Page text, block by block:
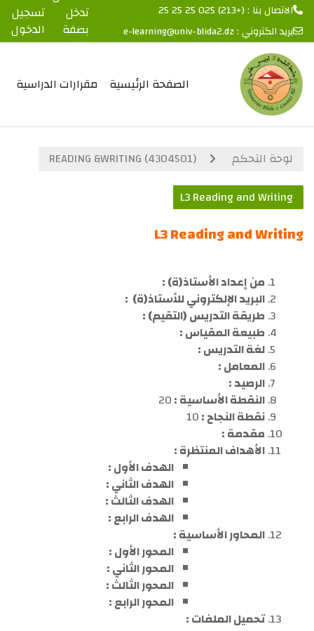
تخطى إلى المحتوى الرئيسي
الاتصال بنا : (+213) 025 25 25 25
بريد الكتروني :e-learning@univ-blida2.dz
تدخل
بصفة
ضيف
تسجيل
الدخول
الصفحة الرئيسية مقرارات الدراسية
لوحة التحكم
READING &WRITING (4304501)
L3 Reading and Writing
L3 Reading and Writing
الخطوط العريضة للقسم
من إعداد الأستاذ(ة) :
البريد الإلكتروني للأستاذ(ة) :
طريقة التدريس (التقيم) :
طبيعة المقياس :
لغة التدريس :
المعامل :
الرصيد :
النقطة الأساسية :20
نقطة النجاح :10
مقدمة :
الأهداف المنتظرة :
الهدفالأول :
الهدفالثاني :
الهدفالثالث :
الهدفالرابع :
المحاور الأساسية :
المحور الأول :
المحور الثاني :
المحور الثالث :
المحور الرابع :
تحميل الملفات :